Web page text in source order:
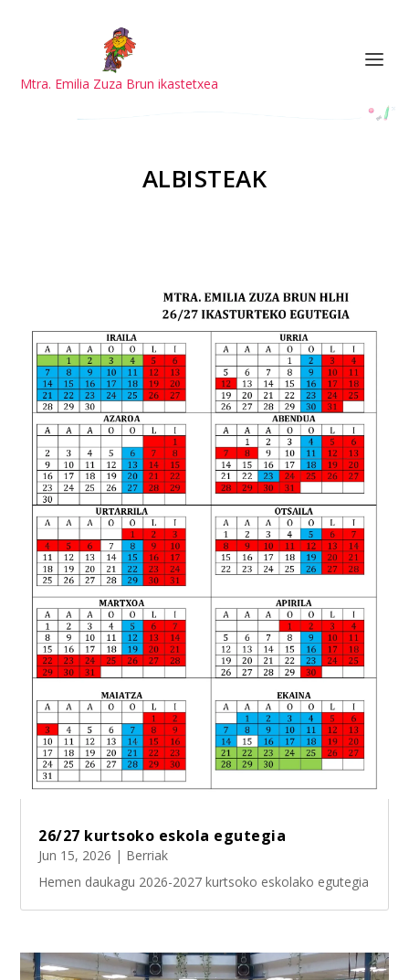
Mtra. Emilia Zuza Brun ikastetxea
ALBISTEAK
26/27 kurtsoko eskola egutegia
Jun 15, 2026 | Berriak
Hemen daukagu 2026-2027 kurtsoko eskolako egutegia